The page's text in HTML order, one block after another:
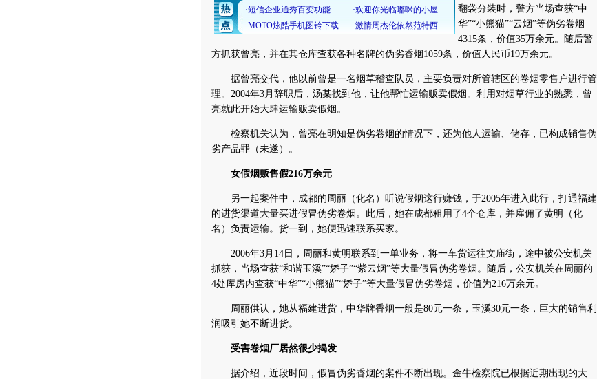
翻袋分装时，警方当场查获“中
华”“小熊猫”“云烟”等伪劣卷烟
4315条，价值35万余元。随后警
方抓获曾亮，并在其仓库查获各种名牌的伪劣香烟1059条，价值人民币19万余元。
据曾亮交代，他以前曾是一名烟草稽查队员，主要负责对所管辖区的卷烟零售户进行管
理。2004年3月辞职后，汤某找到他，让他帮忙运输贩卖假烟。利用对烟草行业的熟悉，曾
亮就此开始大肆运输贩卖假烟。
检察机关认为，曾亮在明知是伪劣卷烟的情况下，还为他人运输、储存，已构成销售伪
劣产品罪（未遂）。
女假烟贩售假216万余元
另一起案件中，成都的周丽（化名）听说假烟这行赚钱，于2005年进入此行，打通福建
的进货渠道大量买进假冒伪劣卷烟。此后，她在成都租用了4个仓库，并雇佣了黄明（化
名）负责运输。货一到，她便迅速联系买家。
2006年3月14日，周丽和黄明联系到一单业务，将一车货运往文庙街，途中被公安机关
抓获，当场查获“和谐玉溪”“娇子”“紫云烟”等大量假冒伪劣卷烟。随后，公安机关在周丽的
4处库房内查获“中华”“小熊猫”“娇子”等大量假冒伪劣卷烟，价值为216万余元。
周丽供认，她从福建进货，中华牌香烟一般是80元一条，玉溪30元一条，巨大的销售利
润吸引她不断进货。
受害卷烟厂居然很少揭发
据介绍，近段时间，假冒伪劣香烟的案件不断出现。金牛检察院已根据近期出现的大